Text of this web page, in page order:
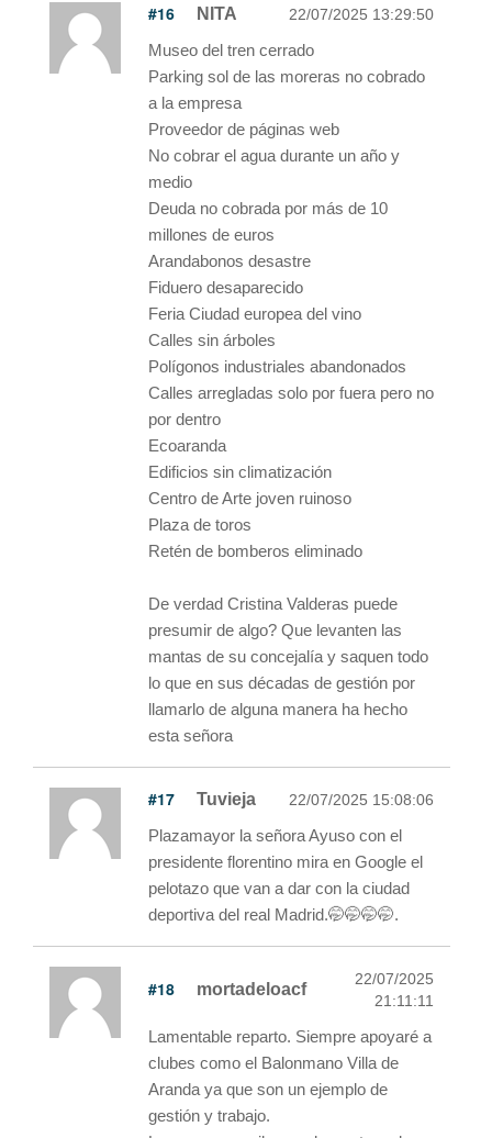
#16 NITA 22/07/2025 13:29:50
Museo del tren cerrado
Parking sol de las moreras no cobrado
a la empresa
Proveedor de páginas web
No cobrar el agua durante un año y
medio
Deuda no cobrada por más de 10
millones de euros
Arandabonos desastre
Fiduero desaparecido
Feria Ciudad europea del vino
Calles sin árboles
Polígonos industriales abandonados
Calles arregladas solo por fuera pero no
por dentro
Ecoaranda
Edificios sin climatización
Centro de Arte joven ruinoso
Plaza de toros
Retén de bomberos eliminado
De verdad Cristina Valderas puede
presumir de algo? Que levanten las
mantas de su concejalía y saquen todo
lo que en sus décadas de gestión por
llamarlo de alguna manera ha hecho
esta señora
#17 Tuvieja 22/07/2025 15:08:06
Plazamayor la señora Ayuso con el
presidente florentino mira en Google el
pelotazo que van a dar con la ciudad
deportiva del real Madrid.🤭🤭🤭🤭.
#18 mortadeloacf
22/07/2025
21:11:11
Lamentable reparto. Siempre apoyaré a
clubes como el Balonmano Villa de
Aranda ya que son un ejemplo de
gestión y trabajo.